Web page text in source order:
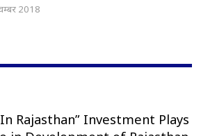
2018
Rajasthan” Investment Plays